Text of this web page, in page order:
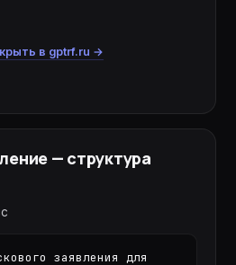
в gptrf.ru →
— структура